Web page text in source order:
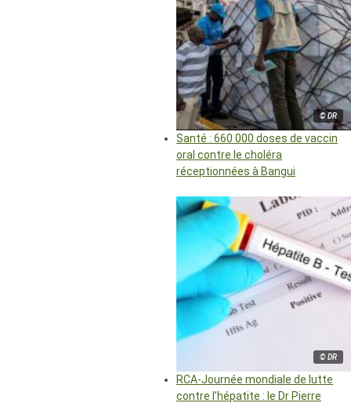
© DR
Santé : 660 000 doses de vaccin
oral contre le choléra
réceptionnées à Bangui
© DR
RCA-Journée mondiale de lutte
contre l’hépatite : le Dr Pierre